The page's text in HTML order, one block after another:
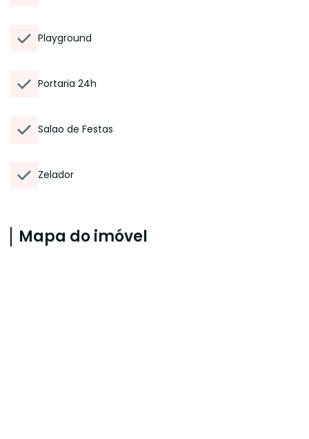
Playground
Portaria 24h
Salao de Festas
Zelador
Mapa do imóvel